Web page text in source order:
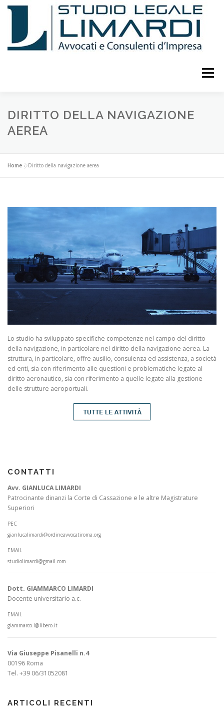
Passa
Menu
LO STUDIO ATTIVITÀ CURRICULUM
DIRITTO DELLA NAVIGAZIONE
AEREA
Home »Diritto della navigazione aerea
Lo studio ha sviluppato specifiche competenze nel campo del diritto
della navigazione, in particolare nel diritto della navigazione aerea. La
struttura, in particolare, offre ausilio, consulenza ed assistenza, a società
ed enti, sia con riferimento alle questioni e problematiche legate al
diritto aeronautico, sia con riferimento a quelle legate alla gestione
delle strutture aeroportuali.
CONTATTI
Avv. GIANLUCA LIMARDI
Patrocinante dinanzi la Corte di Cassazione e le altre Magistrature
Superiori
PEC
gianlucalimardi@ordineavvocatiroma.org
EMAIL
studiolimardi@gmail.com
Dott. GIAMMARCO LIMARDI
Docente universitario a.c.
EMAIL
giammarco.l@libero.it
Via Giuseppe Pisanelli n.4
00196 Roma
Tel. +39 06/31052081
ARTICOLI RECENTI